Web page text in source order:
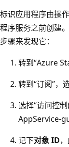
标识应用程序由操
程序服务之前创建
步骤来发现它：
转到“Azure
转到“订阅”，
选择“访问控
AppService-
记下对象 ID